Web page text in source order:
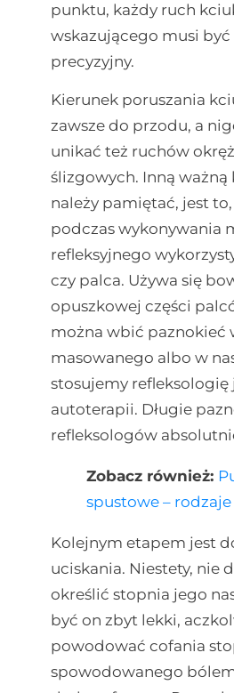
punktu, każdy ruch
wskazującego musi być
precyzyjny.
Kierunek poruszania
zawsze do przodu, a
unikać też ruchów
ślizgowych. Inną ważną
należy pamiętać, jest
podczas wykonywania
refleksyjnego
czy palca. Używa się
opuszkowej części
można wbić paznokieć
masowanego albo w
stosujemy refleksologię
autoterapii. Długie
refleksologów
Zobacz również:
spustowe –
Kolejnym etapem jest
uciskania. Niestety, nie
określić stopnia jego
być on zbyt lekki,
powodować cofania
spowodowanego